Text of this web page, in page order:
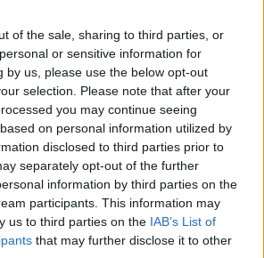
of the sale, sharing to third parties, or
or sensitive information for
by us, please use the below opt-out
selection. Please note that after your
you may continue seeing
on personal information utilized by
disclosed to third parties prior to
separately opt-out of the further
information by third parties on the
participants. This information may
us to third parties on the IAB’s List of
that may further disclose it to other
demográfiai
a robotok a